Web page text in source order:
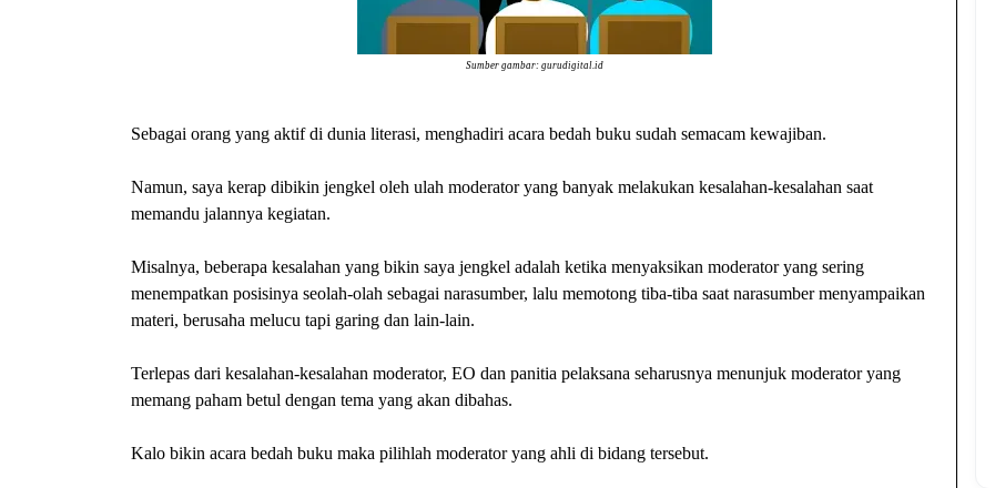
Sumber gambar: gurudigital.id
Sebagai orang yang aktif di dunia literasi, menghadiri acara bedah buku sudah semacam kewajiban.
Namun, saya kerap dibikin jengkel oleh ulah moderator yang banyak melakukan kesalahan-kesalahan saat
memandu jalannya kegiatan.
Misalnya, beberapa kesalahan yang bikin saya jengkel adalah ketika menyaksikan moderator yang sering
menempatkan posisinya seolah-olah sebagai narasumber, lalu memotong tiba-tiba saat narasumber menyampaikan
materi, berusaha melucu tapi garing dan lain-lain.
Terlepas dari kesalahan-kesalahan moderator, EO dan panitia pelaksana seharusnya menunjuk moderator yang
memang paham betul dengan tema yang akan dibahas.
Kalo bikin acara bedah buku maka pilihlah moderator yang ahli di bidang tersebut.